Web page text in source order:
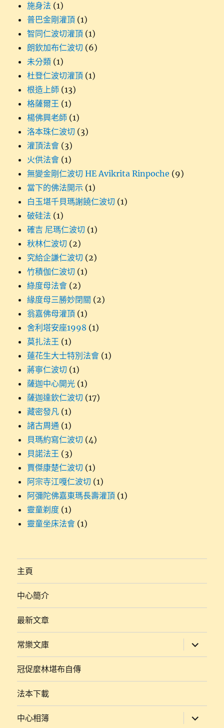
施身法 (1)
普巴金剛灌頂 (1)
智同仁波切灌頂 (1)
朗欽加布仁波切 (6)
未分類 (1)
杜登仁波切灌頂 (1)
根造上師 (13)
格薩爾王 (1)
楊佛興老師 (1)
洛本珠仁波切 (3)
灌頂法會 (3)
火供法會 (1)
無變金剛仁波切 HE Avikrita Rinpoche (9)
當下的佛法開示 (1)
白玉堪千貝瑪謝饒仁波切 (1)
破硅法 (1)
確吉 尼瑪仁波切 (1)
秋林仁波切 (2)
究給企謙仁波切 (2)
竹積伽仁波切 (1)
綠度母法會 (2)
緣度母三勝妙閉關 (2)
翁嘉佛母灌頂 (1)
舍利塔安座1998 (1)
莫扎法王 (1)
蓮花生大士特別法會 (1)
蔣寧仁波切 (1)
薩迦中心開光 (1)
薩迦達欽仁波切 (17)
藏密發凡 (1)
諸古周通 (1)
貝瑪約寫仁波切 (4)
貝諾法王 (3)
賈傑康楚仁波切 (1)
阿宗寺江嘎仁波切 (1)
阿彌陀佛嘉東瑪長壽灌頂 (1)
靈童剃度 (1)
靈童坐床法會 (1)
主頁
中心簡介
最新文章
常樂文庫
展
開
子
冠促麼林堪布自傳
法本下載
中心相簿
展
開